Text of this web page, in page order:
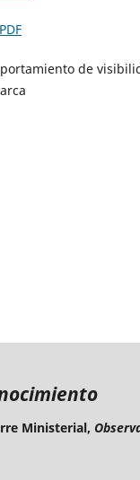
de
Ministerial,